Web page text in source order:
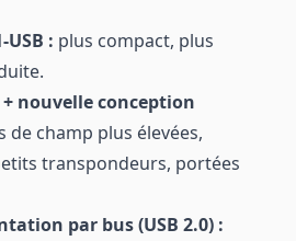
USB : plus compact, plus
+ nouvelle conception
de champ plus élevées,
transpondeurs, portées
par bus (USB 2.0) :